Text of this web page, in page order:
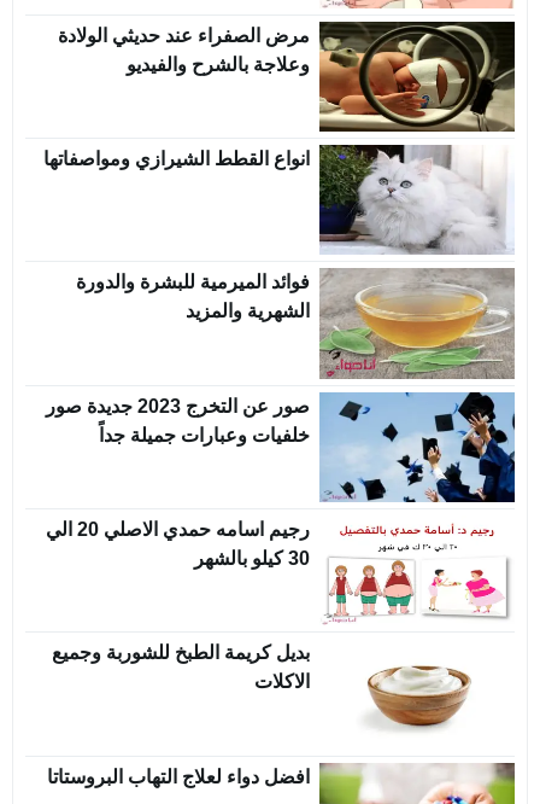
مرض الصفراء عند حديثي الولادة
وعلاجة بالشرح والفيديو
انواع القطط الشيرازي ومواصفاتها
فوائد الميرمية للبشرة والدورة
الشهرية والمزيد
صور عن التخرج 2023 جديدة صور
خلفيات وعبارات جميلة جداً
رجيم اسامه حمدي الاصلي 20 الي
30 كيلو بالشهر
بديل كريمة الطبخ للشوربة وجميع
الاكلات
افضل دواء لعلاج التهاب البروستاتا